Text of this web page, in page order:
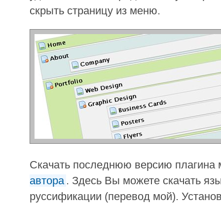
скрыть страницу из меню.
Скачать последнюю версию
автора . Здесь Вы можете скачать
руссификации (перевод мой).